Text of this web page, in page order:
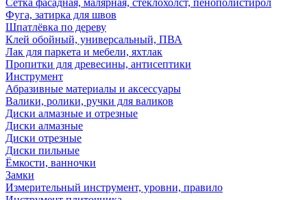
Сетка фасадная, малярная, стеклохолст, пенополистирол
Фуга, затирка для швов
Шпатлёвка по дереву
Клей обойный, универсальный, ПВА
Лак для паркета и мебели, яхтлак
Пропитки для древесины, антисептики
Инструмент
Абразивные материалы и аксессуары
Валики, ролики, ручки для валиков
Диски алмазные и отрезные
Диски алмазные
Диски отрезные
Диски пильные
Ёмкости, ванночки
Замки
Измерительный инструмент, уровни, правило